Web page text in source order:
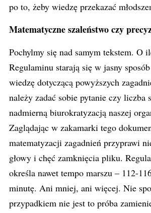
po to, żeby wiedzę przekazać
Matematyczne szaleństwo czy
Pochylmy się nad samym tekstem. O
Regulaminu starają się w jasny
wiedzę dotyczącą powyższych
należy zadać sobie pytanie czy liczba
nadmierną biurokratyzacją naszej
Zaglądając w zakamarki tego
matematyzacji zagadnień przyprawi
głowy i chęć zamknięcia pliku.
określa nawet tempo marszu – 112-
minutę. Ani mniej, ani więcej. Nie
przypadkiem nie jest to próba